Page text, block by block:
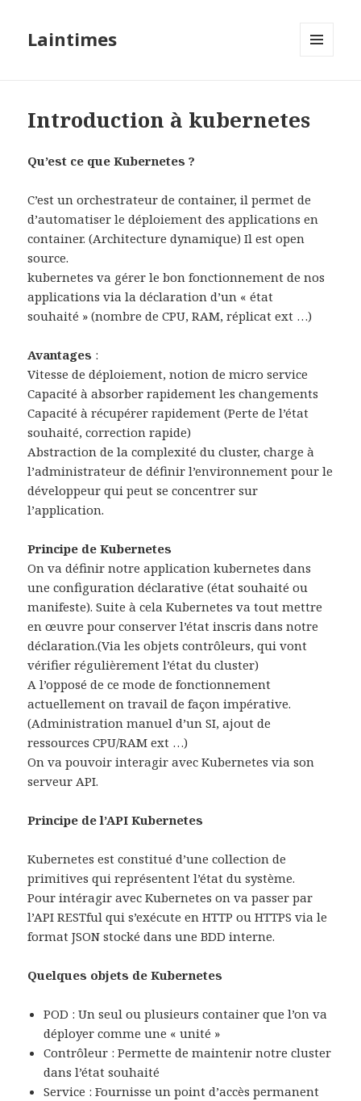
Laintimes
Introduction à kubernetes
Qu’est ce que Kubernetes ?
C’est un orchestrateur de container, il permet de
d’automatiser le déploiement des applications en
container. (Architecture dynamique) Il est open
source.
kubernetes va gérer le bon fonctionnement de nos
applications via la déclaration d’un « état
souhaité » (nombre de CPU, RAM, réplicat ext …)
Avantages :
Vitesse de déploiement, notion de micro service
Capacité à absorber rapidement les changements
Capacité à récupérer rapidement (Perte de l’état
souhaité, correction rapide)
Abstraction de la complexité du cluster, charge à
l’administrateur de définir l’environnement pour le
développeur qui peut se concentrer sur
l’application.
Principe de Kubernetes
On va définir notre application kubernetes dans
une configuration déclarative (état souhaité ou
manifeste). Suite à cela Kubernetes va tout mettre
en œuvre pour conserver l’état inscris dans notre
déclaration.(Via les objets contrôleurs, qui vont
vérifier régulièrement l’état du cluster)
A l’opposé de ce mode de fonctionnement
actuellement on travail de façon impérative.
(Administration manuel d’un SI, ajout de
ressources CPU/RAM ext …)
On va pouvoir interagir avec Kubernetes via son
serveur API.
Principe de l’API Kubernetes
Kubernetes est constitué d’une collection de
primitives qui représentent l’état du système.
Pour intéragir avec Kubernetes on va passer par
l’API RESTful qui s’exécute en HTTP ou HTTPS via le
format JSON stocké dans une BDD interne.
Quelques objets de Kubernetes
POD : Un seul ou plusieurs container que l’on va
déployer comme une « unité »
Contrôleur : Permette de maintenir notre cluster
dans l’état souhaité
Service : Fournisse un point d’accès permanent